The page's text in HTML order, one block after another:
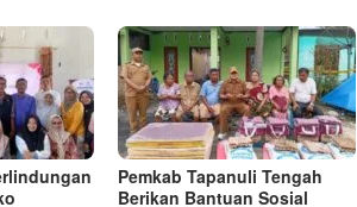
Pemkab Tapanuli Tengah
Berikan Bantuan Sosial